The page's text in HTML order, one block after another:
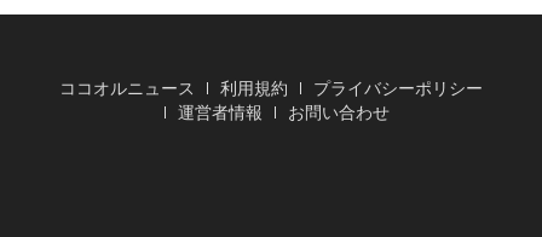
ココオルニュース 利用規約
プライバシーポリシー
運営者情報
お問い合わせ